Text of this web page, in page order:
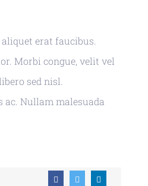
erat faucibus.
Morbi congue, velit vel
sed nisl.
ac. Nullam malesuada